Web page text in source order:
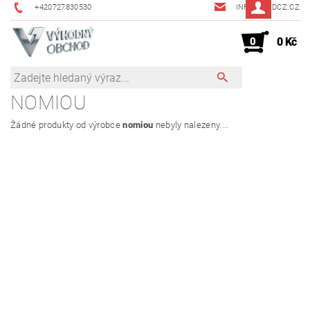
+420727830530 INFO@JMDCZ.CZ
0 0 Kč
NOMIOU
Žádné produkty od výrobcenomiou nebyly nalezeny....